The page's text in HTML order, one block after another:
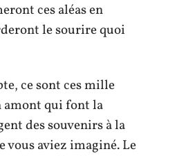
ces aléas en
le sourire quoi
ce sont ces mille
amont qui font la
des souvenirs à la
vous aviez imaginé. Le